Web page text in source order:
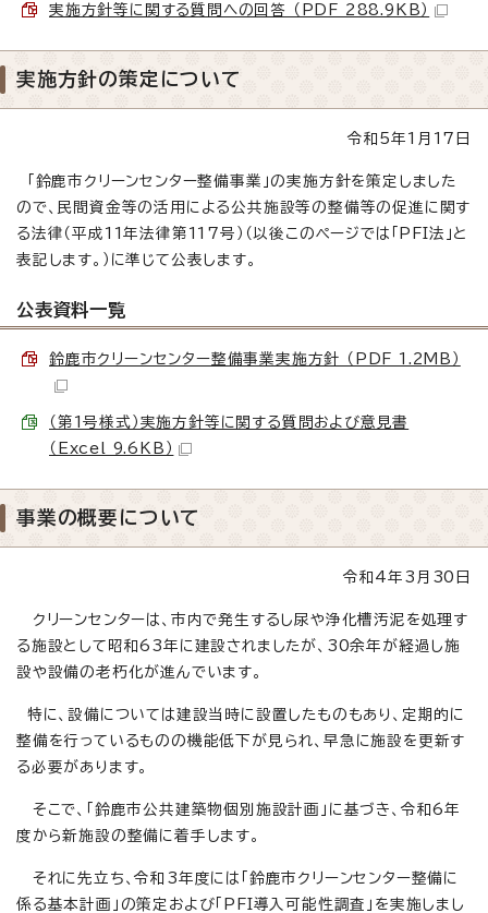
実施方針等に関する質問への回答 （PDF 288.9KB）
実施方針の策定について
令和5年1月17日
「鈴鹿市クリーンセンター整備事業」の実施方針を策定しました
ので、民間資金等の活用による公共施設等の整備等の促進に関す
る法律（平成11年法律第117号）（以後このページでは「PFI法」と
表記します。）に準じて公表します。
公表資料一覧
鈴鹿市クリーンセンター整備事業実施方針 （PDF 1.2MB）
（第1号様式）実施方針等に関する質問および意見書
（Excel 9.6KB）
事業の概要について
令和4年3月30日
クリーンセンターは、市内で発生するし尿や浄化槽汚泥を処理す
る施設として昭和63年に建設されましたが、30余年が経過し施
設や設備の老朽化が進んでいます。
特に、設備については建設当時に設置したものもあり、定期的に
整備を行っているものの機能低下が見られ、早急に施設を更新す
る必要があります。
そこで、「鈴鹿市公共建築物個別施設計画」に基づき、令和6年
度から新施設の整備に着手します。
それに先立ち、令和3年度には「鈴鹿市クリーンセンター整備に
係る基本計画」の策定および「PFI導入可能性調査」を実施しまし